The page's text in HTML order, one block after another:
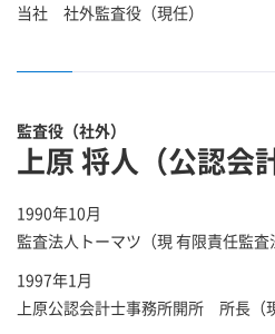
当社 社外監査役（現任）
監査役（社外）
上原 将人（公認会
1990年10月
監査法人トーマツ（現 有限責任監
1997年1月
上原公認会計士事務所開所 所長（